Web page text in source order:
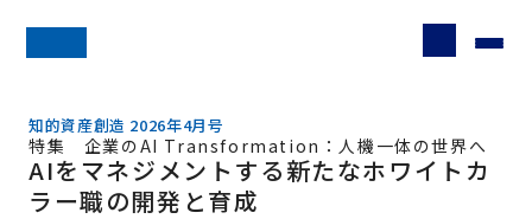
知的資産創造 2026年4月号
特集 企業のAI Transformation：人機一体の世界へ
AIをマネジメントする新たなホワイトカ
ラー職の開発と育成